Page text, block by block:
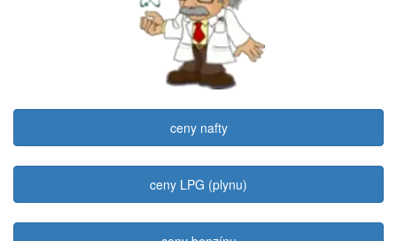
ceny nafty
ceny LPG (plynu)